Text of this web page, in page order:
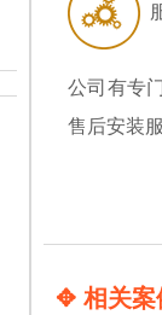
公司有专
售后安装
✥ 相关案